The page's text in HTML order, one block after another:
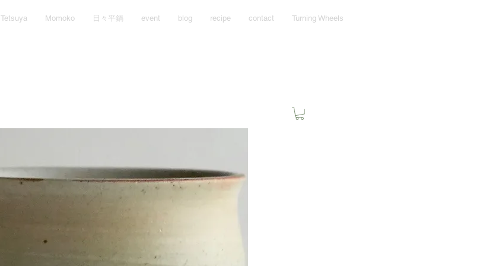
Tetsuya Momoko 日々平鍋 event blog recipe contact Turning Wheels